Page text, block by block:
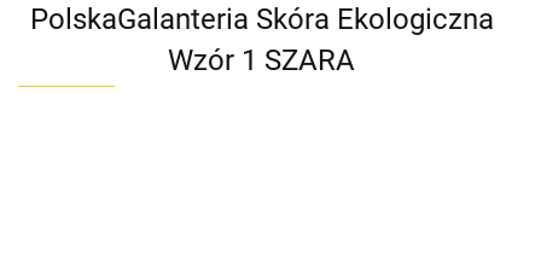
PolskaGalanteria Skóra Ekologiczna
Wzór 1 SZARA